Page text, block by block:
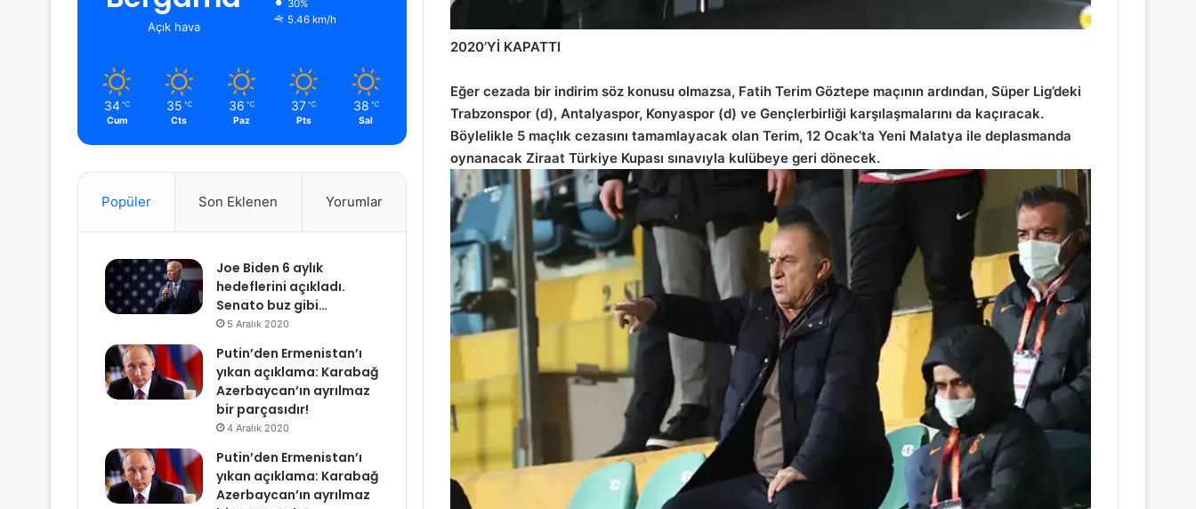
2020’Yİ KAPATTI
Eğer cezada bir indirim söz konusu olmazsa, Fatih Terim Göztepe maçının ardından, Süper Lig’deki
Trabzonspor (d), Antalyaspor, Konyaspor (d) ve Gençlerbirliği karşılaşmalarını da kaçıracak.
Böylelikle 5 maçlık cezasını tamamlayacak olan Terim, 12 Ocak’ta Yeni Malatya ile deplasmanda
oynanacak Ziraat Türkiye Kupası sınavıyla kulübeye geri dönecek.
Açık hava
30%
5.46 km/h
34 ℃
Cum
35 ℃
Cts
36 ℃
Paz
37 ℃
Pts
38 ℃
Sal
Popüler Son Eklenen Yorumlar
Joe Biden 6 aylık
hedeflerini açıkladı.
Senato buz gibi…
5 Aralık 2020
Putin’den Ermenistan’ı
yıkan açıklama: Karabağ
Azerbaycan’ın ayrılmaz
bir parçasıdır!
4 Aralık 2020
Putin’den Ermenistan’ı
yıkan açıklama: Karabağ
Azerbaycan’ın ayrılmaz